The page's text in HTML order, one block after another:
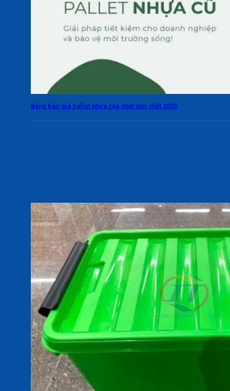
Bảng báo giá pallet nhựa cập nhật mới nhất 2025